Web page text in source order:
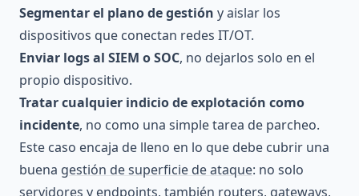
Segmentar el plano de gestión y aislar los
dispositivos que conectan redes IT/OT.
Enviar logs al SIEM o SOC, no dejarlos solo en el
propio dispositivo.
Tratar cualquier indicio de explotación como
incidente, no como una simple tarea de parcheo.
Este caso encaja de lleno en lo que debe cubrir una
buena gestión de superficie de ataque: no solo
servidores y endpoints, también routers, gateways,